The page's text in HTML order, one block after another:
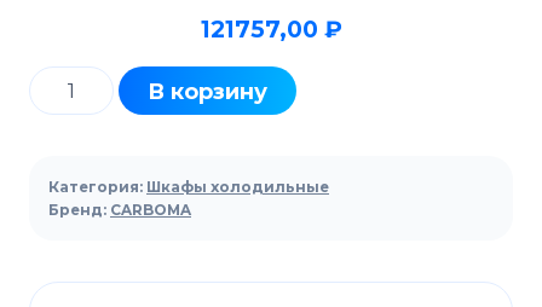
121757,00 ₽
Количество
товара
холодильный
Carboma
INOX
В корзину
Категория: Шкафы холодильные
Бренд: CARBOMA